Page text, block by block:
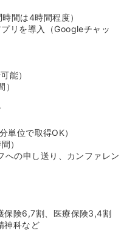
間は4時間程度）
リを導入（Googleチャッ
能）
位で取得OK）
）
の申し送り、カンファレン
保険6,7割、医療保険3,4割
神科など